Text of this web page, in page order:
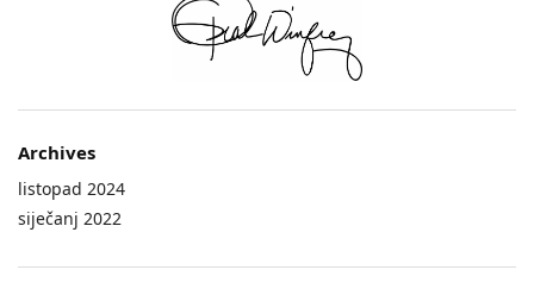
Archives
listopad 2024
siječanj 2022